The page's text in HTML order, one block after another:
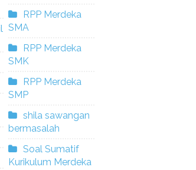
RPP Merdeka
SMA
RPP Merdeka
SMK
RPP Merdeka
SMP
shila sawangan
bermasalah
Soal Sumatif
Kurikulum Merdeka